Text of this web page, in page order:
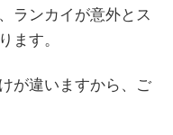
ランカイが意外とス
ます。
が違いますから、ご